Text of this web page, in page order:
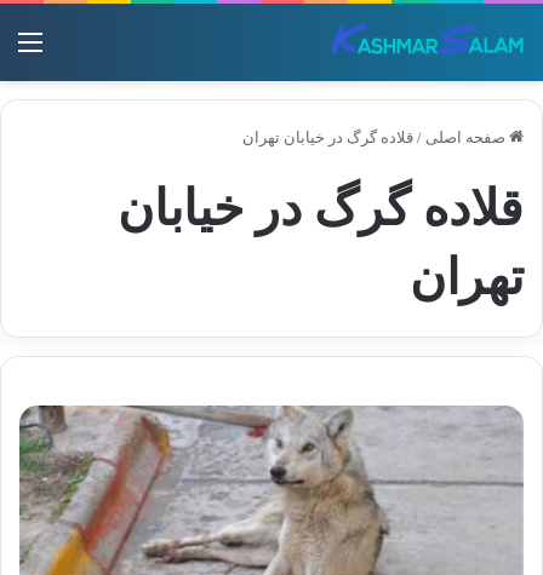
صفحه اصلی / قلاده گرگ در خیابان تهران
قلاده گرگ در خیابان
تهران